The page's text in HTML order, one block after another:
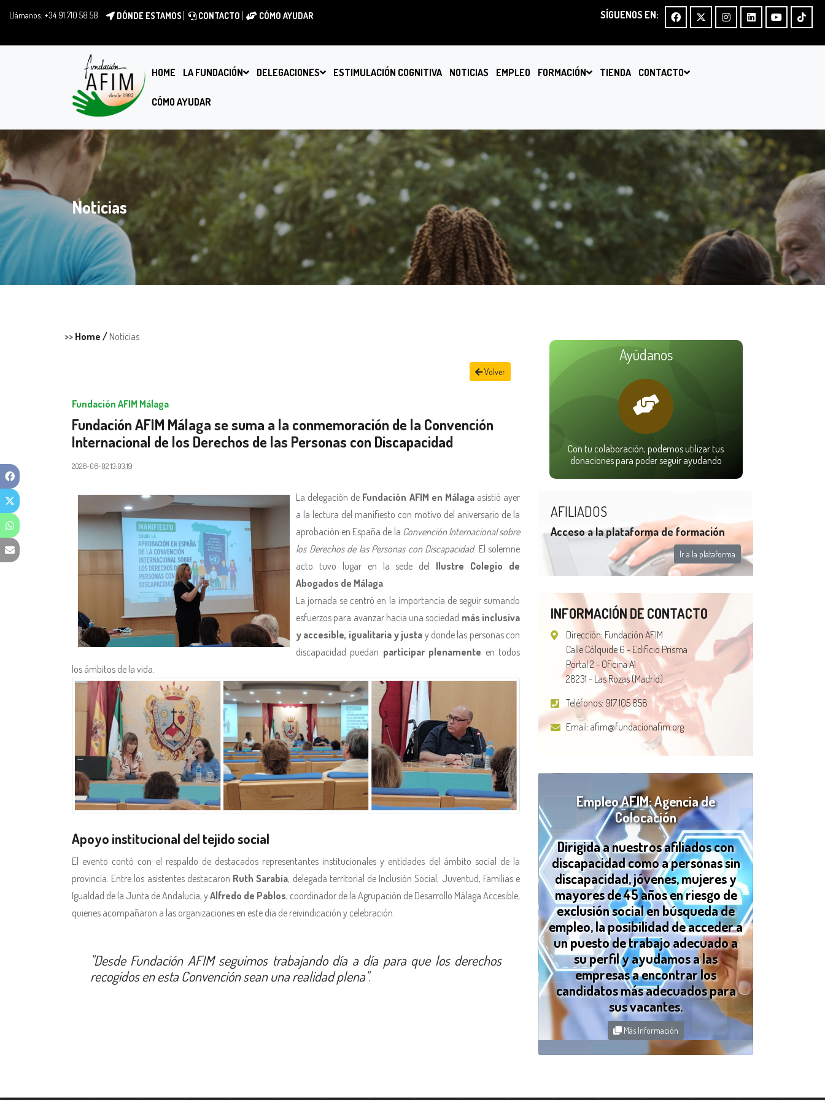
Llámanos: +34 91 710 58 58 DÓNDE ESTAMOS CONTACTO CÓMO AYUDAR SÍGUENOS EN:
HOME LA FUNDACIÓN DELEGACIONES ESTIMULACIÓN COGNITIVA NOTICIAS EMPLEO FORMACIÓN TIENDA CONTACTO
CÓMO AYUDAR
Noticias
>> Home / Noticias
Volver
Fundación AFIM Málaga
Fundación AFIM Málaga se suma a la conmemoración de la Convención
Internacional de los Derechos de las Personas con Discapacidad
2026-06-02 13:03:19
La delegación de Fundación AFIM en Málagaasistió ayer
a la lectura del manifiesto con motivo del aniversario de la
aprobación en España de la Convención Internacional sobre
los Derechos de las Personas con Discapacidad. El solemne
acto tuvo lugar en la sede del Ilustre Colegio de
Abogados de Málaga.
La jornada se centró en la importancia de seguir sumando
esfuerzos para avanzar hacia una sociedad más inclusiva
y accesible, igualitaria y justa y donde las personas con
discapacidad puedan participar plenamente en todos
los ámbitos de la vida.
Apoyo institucional del tejido social
El evento contó con el respaldo de destacados representantes institucionales y entidades del ámbito social de la
provincia. Entre los asistentes destacaron Ruth Sarabia, delegada territorial de Inclusión Social, Juventud, Familias e
Igualdad de la Junta de Andalucía, yAlfredo de Pablos, coordinador de la Agrupación de Desarrollo Málaga Accesible,
quienes acompañaron a las organizaciones en este día de reivindicación y celebración.
"Desde Fundación AFIM seguimos trabajando día a día para que los derechos
recogidos en esta Convención sean una realidad plena".
Ayúdanos
Con tu colaboración, podemos utilizar tus
donaciones para poder seguir ayudando
AFILIADOS
Acceso a la plataforma de formación
Ir a la plataforma
INFORMACIÓN DE CONTACTO
Dirección: Fundación AFIM
Calle Cólquide 6 - Edificio Prisma
Portal 2 - Oficina A1
28231 - Las Rozas (Madrid)
Teléfonos: 917 105 858
Email: afim@fundacionafim.org
Empleo AFIM: Agencia de
Colocación
Dirigida a nuestros afiliados con
discapacidad como a personas sin
discapacidad, jóvenes, mujeres y
mayores de 45 años en riesgo de
exclusión social en búsqueda de
empleo, la posibilidad de acceder a
un puesto de trabajo adecuado a
su perfil y ayudamos a las
empresas a encontrar los
candidatos más adecuados para
sus vacantes.
Más Información